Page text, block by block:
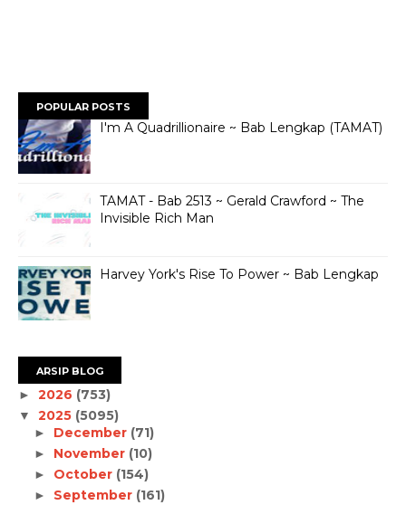
POPULAR POSTS
I'm A Quadrillionaire ~ Bab Lengkap (TAMAT)
TAMAT - Bab 2513 ~ Gerald Crawford ~ The
Invisible Rich Man
Harvey York's Rise To Power ~ Bab Lengkap
ARSIP BLOG
► 2026 (753)
▼ 2025 (5095)
► December (71)
► November (10)
► October (154)
► September (161)